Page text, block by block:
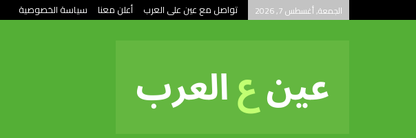
الجمعة, أغسطس 7, 2026 تواصل مع عين على العرب أعلن معنا سياسة الخصوصية